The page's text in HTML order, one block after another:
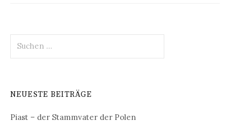
nach:
NEUESTE BEITRÄGE
Piast – der Stammvater der Polen